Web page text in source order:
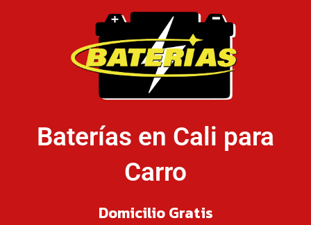
Baterías en Cali para
Carro
Domicilio Gratis